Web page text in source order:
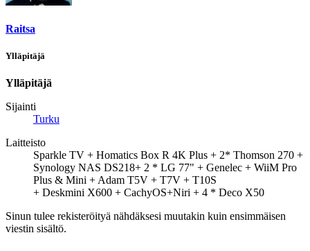
Raitsa
Ylläpitäjä
Ylläpitäjä
Sijainti
Turku
Laitteisto
Sparkle TV + Homatics Box R 4K Plus + 2* Thomson 270 +
Synology NAS DS218+ 2 * LG 77" + Genelec + WiiM Pro
Plus & Mini + Adam T5V + T7V + T10S
+ Deskmini X600 + CachyOS+Niri + 4 * Deco X50
Sinun tulee rekisteröityä nähdäksesi muutakin kuin ensimmäisen
viestin sisältö.